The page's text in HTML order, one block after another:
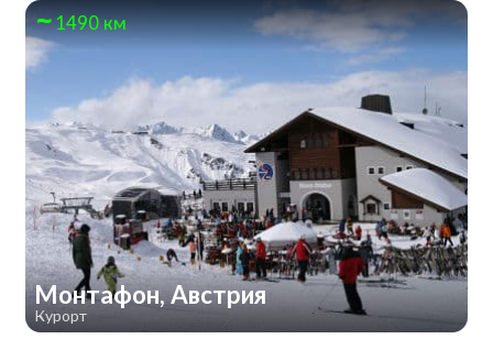
1490 км
Монтафон, Австрия
Курорт